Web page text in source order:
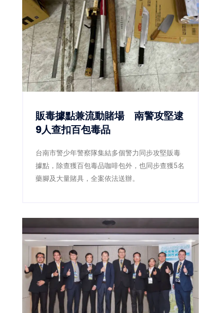
文芒果甫開賣便迅速銷售一空，再次展現臺南芒
果在市場上的高人氣與品牌實力。
販毒據點兼流動賭場 南警攻堅逮
9人查扣百包毒品
台南市警少年警察隊集結多個警力同步攻堅販毒
據點，除查獲百包毒品咖啡包外，也同步查獲5名
藥腳及大量賭具，全案依法送辦。